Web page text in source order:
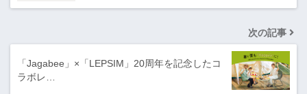
次の記事
「Jagabee」×「LEPSIM」20周年を記念したコ
ラボレ…